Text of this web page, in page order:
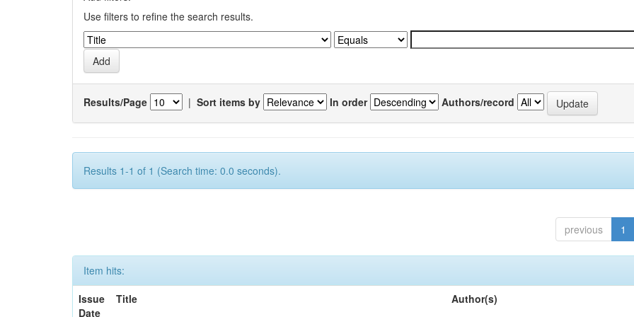
Use filters to refine the search results.
Results/Page | Sort items by In order Authors/record
Results 1-1 of 1 (Search time: 0.0 seconds).
previous 1
Item hits:
Issue
Date
Title Author(s)